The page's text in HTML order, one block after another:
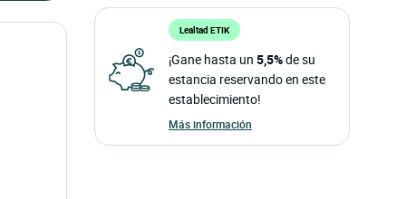
Lealtad ETIK
¡Gane hasta un 5,5%de su
estancia reservando en este
establecimiento!
Más información